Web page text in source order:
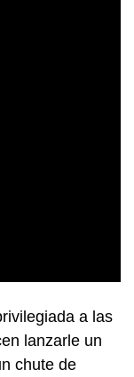
a las
lanzarle un
chute de